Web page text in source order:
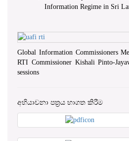
Global Information Commissioners
RTI Commissioner Kishali Pinto-
sessions